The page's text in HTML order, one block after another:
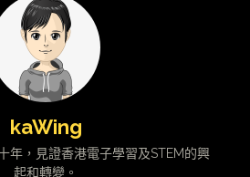
kaWing
年，見證香港電子學習及STEM的興
起和轉變。